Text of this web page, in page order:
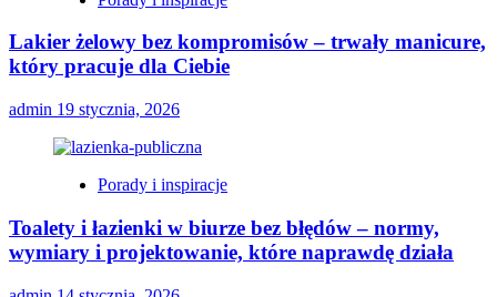
Lakier żelowy bez kompromisów – trwały manicure,
który pracuje dla Ciebie
admin 19 stycznia, 2026
Porady i inspiracje
Toalety i łazienki w biurze bez błędów – normy,
wymiary i projektowanie, które naprawdę działa